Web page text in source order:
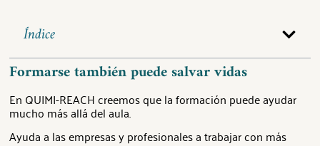
Índice
Formarse también puede salvar vidas
En QUIMI-REACH creemos que la formación puede ayudar
mucho más allá del aula.
Ayuda a las empresas y profesionales a trabajar con más